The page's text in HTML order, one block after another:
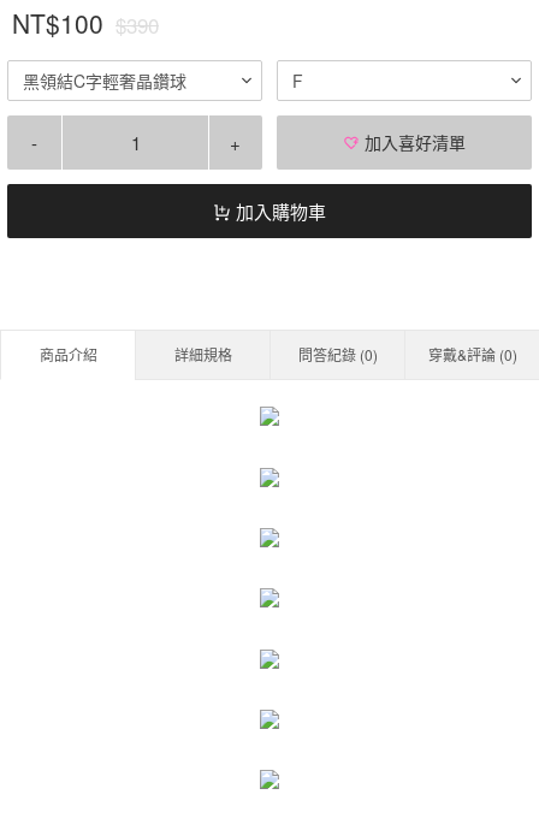
NT$100 $390
黑領結C字輕奢晶鑽球 F
- + 加入喜好清單
加入購物車
商品介紹 詳細規格 問答紀錄 (0) 穿戴&評論 (0)